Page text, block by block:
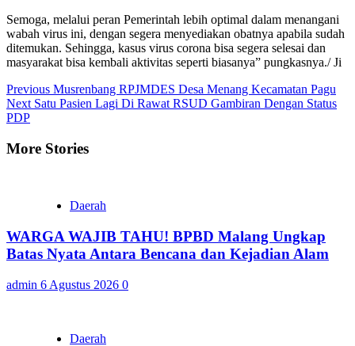
Semoga, melalui peran Pemerintah lebih optimal dalam menangani
wabah virus ini, dengan segera menyediakan obatnya apabila sudah
ditemukan. Sehingga, kasus virus corona bisa segera selesai dan
masyarakat bisa kembali aktivitas seperti biasanya” pungkasnya./ Ji
Continue
Reading
Previous Musrenbang RPJMDES Desa Menang Kecamatan Pagu
Next Satu Pasien Lagi Di Rawat RSUD Gambiran Dengan Status
PDP
More Stories
Daerah
WARGA WAJIB TAHU! BPBD Malang Ungkap
Batas Nyata Antara Bencana dan Kejadian Alam
admin 6 Agustus 2026 0
Daerah